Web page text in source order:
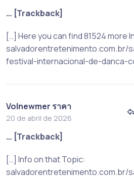
… [Trackback]
[…] Here you can find 81524 more
salvadorentretenimento.com.br/
festival-internacional-de-danca-
Volnewmer ราคา
20 de abril de 2026
… [Trackback]
[…] Info on that Topic:
salvadorentretenimento.com.br/